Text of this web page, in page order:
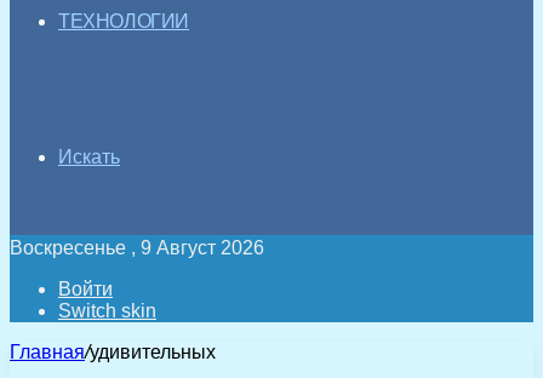
ТЕХНОЛОГИИ
Искать
Воскресенье , 9 Август 2026
Войти
Switch skin
Главная/удивительных